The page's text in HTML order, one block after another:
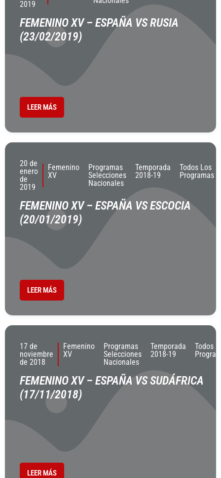
2019
FEMENINO XV – ESPAÑA VS RUSIA
(23/02/2019)
LEER MÁS
20 de
enero
de
2019
Femenino
XV
Programas
Selecciones
Nacionales
Temporada
2018-19
Todos Los
Programas
FEMENINO XV – ESPAÑA VS ESCOCIA
(20/01/2019)
LEER MÁS
17 de
noviembre
de 2018
Femenino
XV
Programas
Selecciones
Nacionales
Temporada
2018-19
Todos
FEMENINO XV – ESPAÑA VS SUDÁFRICA
(17/11/2018)
LEER MÁS